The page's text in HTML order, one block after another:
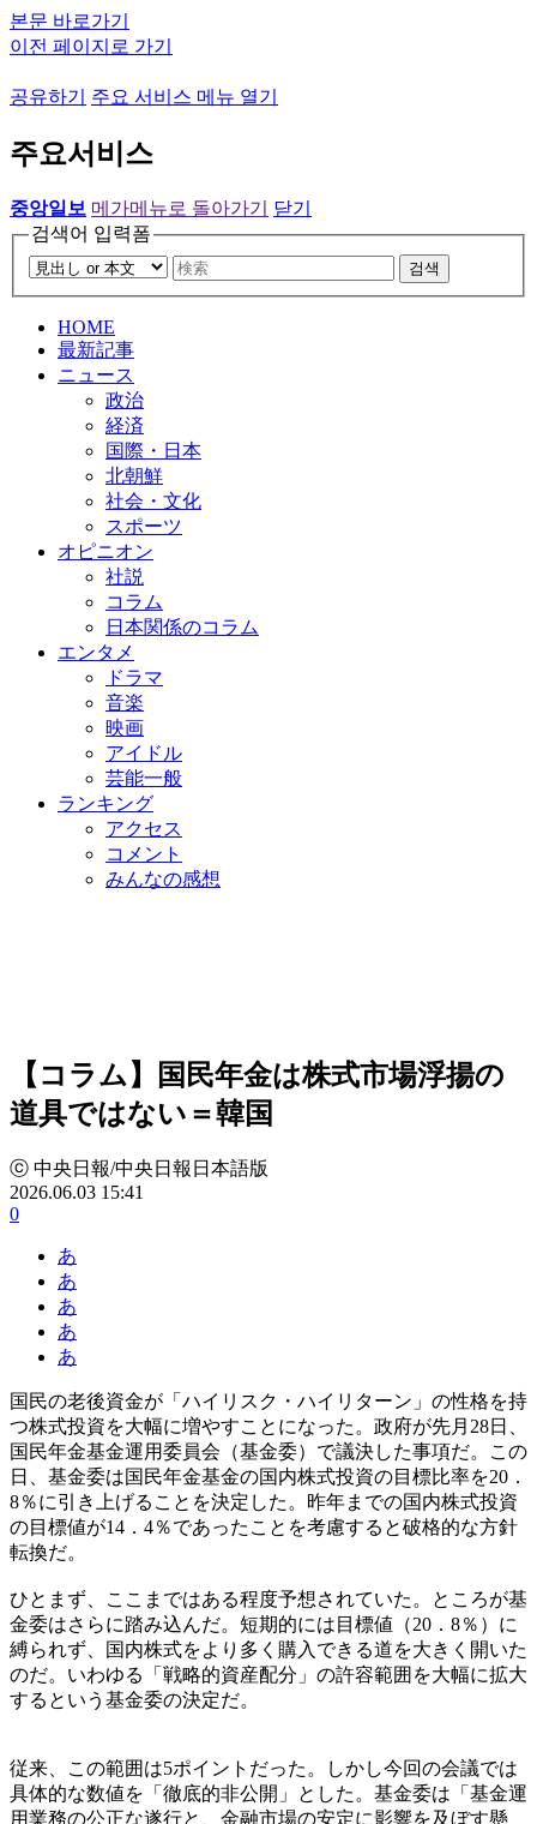
본문 바로가기
이전 페이지로 가기
공유하기 주요 서비스 메뉴 열기
주요서비스
중앙일보 메가메뉴로 돌아가기
닫기
검색어 입력폼
검색
HOME
最新記事
ニュース
政治
経済
国際・日本
北朝鮮
社会・文化
スポーツ
オピニオン
社説
コラム
日本関係のコラム
エンタメ
ドラマ
音楽
映画
アイドル
芸能一般
ランキング
アクセス
コメント
みんなの感想
【コラム】国民年金は株式市場浮揚の
道具ではない＝韓国
ⓒ 中央日報/中央日報日本語版
2026.06.03 15:41
0
あ
あ
あ
あ
あ
国民の老後資金が「ハイリスク・ハイリターン」の性格を持
つ株式投資を大幅に増やすことになった。政府が先月28日、
国民年金基金運用委員会（基金委）で議決した事項だ。この
日、基金委は国民年金基金の国内株式投資の目標比率を20．
8％に引き上げることを決定した。昨年までの国内株式投資
の目標値が14．4％であったことを考慮すると破格的な方針
転換だ。
ひとまず、ここまではある程度予想されていた。ところが基
金委はさらに踏み込んだ。短期的には目標値（20．8％）に
縛られず、国内株式をより多く購入できる道を大きく開いた
のだ。いわゆる「戦略的資産配分」の許容範囲を大幅に拡大
するという基金委の決定だ。
従来、この範囲は5ポイントだった。しかし今回の会議では
具体的な数値を「徹底的非公開」とした。基金委は「基金運
用業務の公正な遂行と、金融市場の安定に影響を及ぼす懸